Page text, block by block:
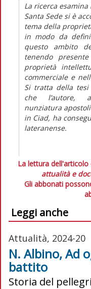
La ricerca
Santa Sede si è
tema della
in modo da
questo ambito
tenendo
proprietà
commerciale e
Si tratta della
che l’autore,
nunziatura
in Ciad, ha
lateranense.
La lettura
attualità e
Gli abbonati
Leggi anche
Attualità, 2024-20
N. Albino, Ad
battito
Storia del